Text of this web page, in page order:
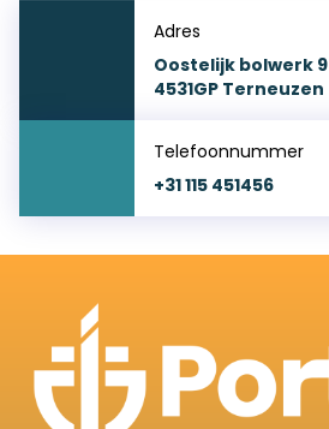
Adres
Oostelijk bolwerk 9
4531GP Terneuzen
Telefoonnummer
+31 115 451456